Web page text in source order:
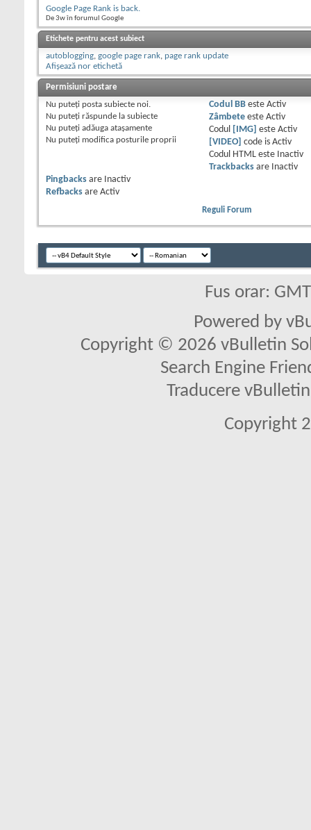
Google Page Rank is back.
De 3w în forumul Google
Etichete pentru acest subiect
autoblogging, google page rank, page rank update
Afișează nor etichetă
Permisiuni postare
Nu puteţi posta subiecte noi.
Nu puteţi răspunde la subiecte
Nu puteţi adăuga ataşamente
Nu puteţi modifica posturile proprii
Codul BBeste Activ
Zâmbeteeste Activ
Codul
[IMG] este Activ
[VIDEO] code is Activ
Codul HTML este
Inactiv
Trackbacksare
Inactiv
Pingbacks are
Inactiv
Refbacks are Activ
Reguli Forum
Fus orar:
Powered by
Copyright © 2026 vBulletin
Search Engine
Traducere
Copyright